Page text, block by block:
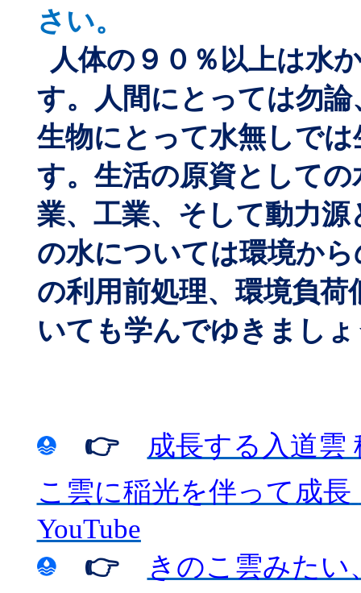
さい。
人体の９０％以上は水
す。人間にとっては勿
生物にとって水無しで
す。生活の原資として
業、工業、そして動力
の水については環境か
の利用前処理、環境負
いても学んでゆきまし
👉 成長する入道雲
こ雲に稲光を伴って成長
YouTube
👉
きのこ雲みたい